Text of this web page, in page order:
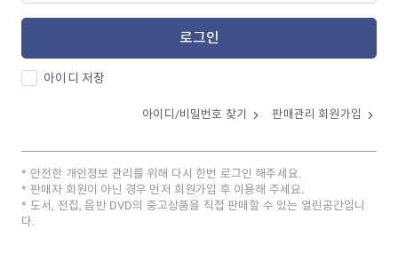
로그인
아이디 저장
아이디/비밀번호 찾기 판매관리 회원가입
안전한 개인정보 관리를 위해 다시 한번 로그인 해주세요.
판매자 회원이 아닌 경우 먼저 회원가입 후 이용해 주세요.
도서, 전집, 음반 DVD의 중고상품을 직접 판매할 수 있는 열린공간입니
다.